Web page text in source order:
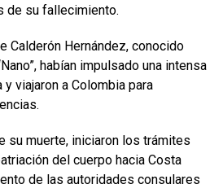
de su fallecimiento.
Calderón Hernández, conocido
habían impulsado una intensa
viajaron a Colombia para
su muerte, iniciaron los trámites
del cuerpo hacia Costa
de las autoridades consulares